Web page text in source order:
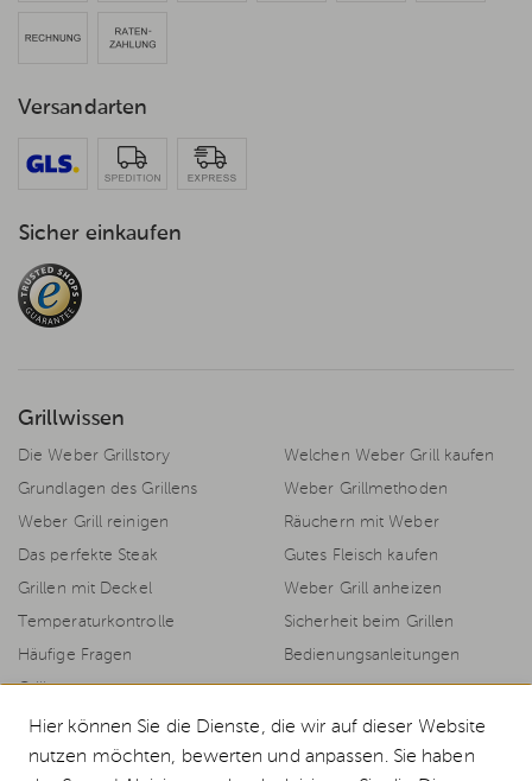
Versandarten
Sicher einkaufen
Grillwissen
Die Weber Grillstory
Welchen Weber Grill kaufen
Grundlagen des Grillens
Weber Grillmethoden
Weber Grill reinigen
Räuchern mit Weber
Das perfekte Steak
Gutes Fleisch kaufen
Grillen mit Deckel
Weber Grill anheizen
Temperaturkontrolle
Sicherheit beim Grillen
Häufige Fragen
Bedienungsanleitungen
Grillrezepte
Hier können Sie die Dienste, die wir auf dieser Website
nutzen möchten, bewerten und anpassen. Sie haben